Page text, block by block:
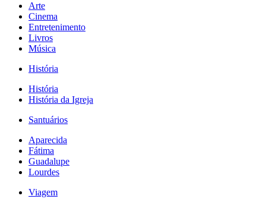
Arte
Cinema
Entretenimento
Livros
Música
História
História
História da Igreja
Santuários
Aparecida
Fátima
Guadalupe
Lourdes
Viagem